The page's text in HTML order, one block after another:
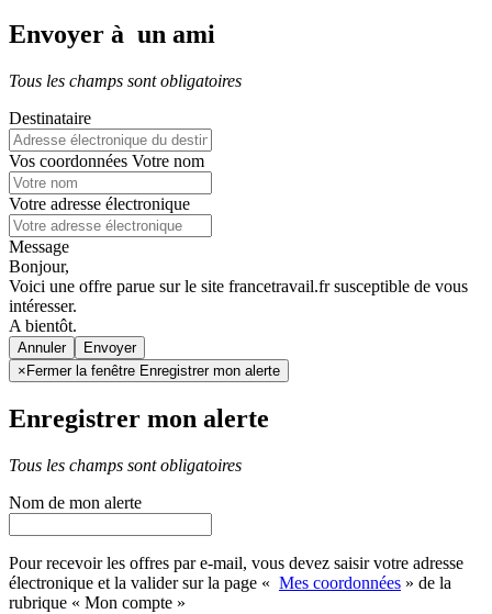
Envoyer à un ami
Tous les champs sont obligatoires
Destinataire
Vos coordonnées Votre nom
Votre adresse électronique
Message
Bonjour,
Voici une offre parue sur le site francetravail.fr susceptible de vous
intéresser.
A bientôt.
Annuler
× Fermer la fenêtre Enregistrer mon alerte
Enregistrer mon alerte
Tous les champs sont obligatoires
Nom de mon alerte
Pour recevoir les offres par e-mail, vous devez saisir votre adresse
électronique et la valider sur la page « Mes coordonnées » de la
rubrique « Mon compte »